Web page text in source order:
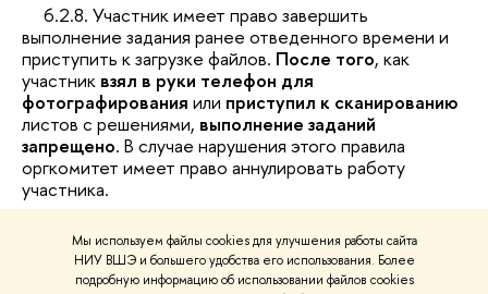
Мы используем файлы cookies для улучшения работы сайта
НИУ ВШЭ и большего удобства его использования. Более
подробную информацию об использовании файлов cookies
6.2.8. Участник имеет право завершить
выполнение задания ранее отведенного времени и
приступить к загрузке файлов. После того, как
участник взял в руки телефон для
фотографирования или приступил к сканированию
листов с решениями, выполнение заданий
запрещено. В случае нарушения этого правила
оргкомитет имеет право аннулировать работу
участника.